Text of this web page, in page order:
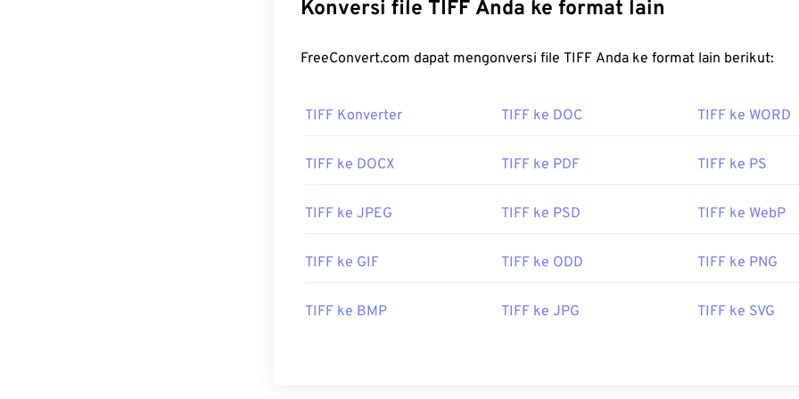
mengonversi EPS adalah aplikasi Adobe, terutama Illustrator, Photoshop, dan
FreeConvert.
Dikembangkan oleh:
Adobe Inc.
Konversi file TIFF Anda ke format lain
FreeConvert.com dapat mengonversi file TIFF Anda ke format lain berikut:
TIFF Konverter TIFF ke DOC TIFF ke WORD
TIFF ke DOCX TIFF ke PDF TIFF ke PS
TIFF ke JPEG TIFF ke PSD TIFF ke WebP
TIFF ke GIF TIFF ke ODD TIFF ke PNG
TIFF ke BMP TIFF ke JPG TIFF ke SVG